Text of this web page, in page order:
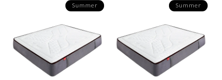
Summer Summer